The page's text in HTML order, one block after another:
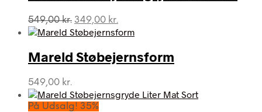
549,00kr. Den
oprindelige
var:
549,00 kr..
349,00 kr.
aktuelle
er:
349,00 kr..
Mareld Støbejernsform
549,00 kr.
På Udsalg! 35%